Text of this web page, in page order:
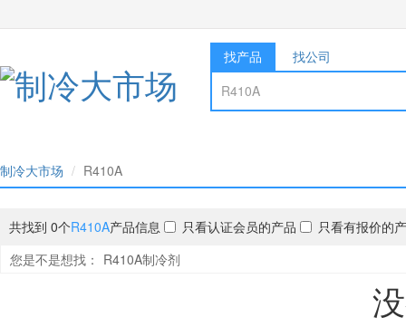
找产品 找公司
制冷大市场 R410A
共找到 0个R410A产品信息 只看认证会员的产品
只看有报价的
您是不是想找： R410A制冷剂